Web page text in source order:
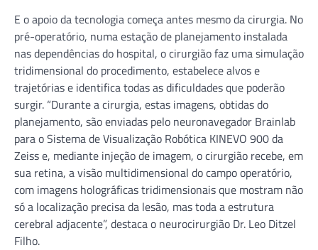
E o apoio da tecnologia começa antes mesmo da cirurgia. No
pré-operatório, numa estação de planejamento instalada
nas dependências do hospital, o cirurgião faz uma simulação
tridimensional do procedimento, estabelece alvos e
trajetórias e identifica todas as dificuldades que poderão
surgir. “Durante a cirurgia, estas imagens, obtidas do
planejamento, são enviadas pelo neuronavegador Brainlab
para o Sistema de Visualização Robótica KINEVO 900 da
Zeiss e, mediante injeção de imagem, o cirurgião recebe, em
sua retina, a visão multidimensional do campo operatório,
com imagens holográficas tridimensionais que mostram não
só a localização precisa da lesão, mas toda a estrutura
cerebral adjacente”, destaca o neurocirurgião Dr. Leo Ditzel
Filho.